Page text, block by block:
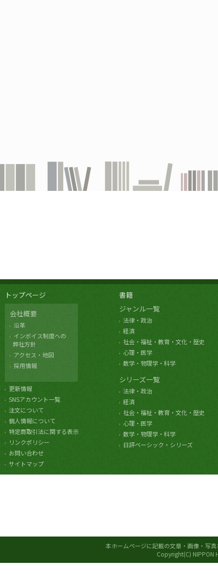
トップページ
会社概要
沿革
インボイス制度への
弊社方針
アクセス・地図
採用情報
更新情報
SNSアカウント一覧
注文について
個人情報について
特定商取引法に関する表示
リンクポリシー
お問い合わせ
サイトマップ
書籍
ジャンル一覧
法律・政治
経済
社会・福祉・教育・文化・歴史
心理・医学
数学・物理学・科学
シリーズ一覧
法律・政治
経済
社会・福祉・教育・文化・歴史
心理・医学
数学・物理学・科学
日評ベーシック・シリーズ
本ホームページに記載の文章・画像・写
Copyright(C) NIPPON